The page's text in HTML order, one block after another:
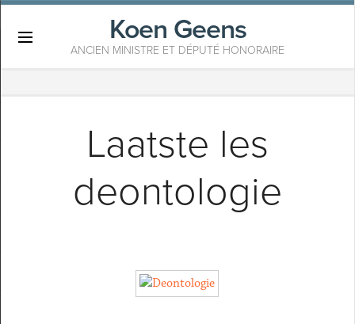
Koen Geens
ANCIEN MINISTRE ET DÉPUTÉ HONORAIRE
Laatste les
deontologie